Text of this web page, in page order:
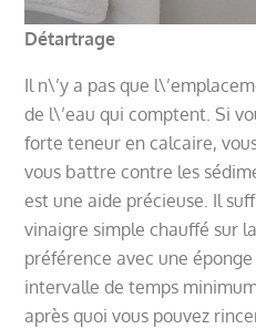
Détartrage
Il n\’y a pas que
de l\’eau qui comptent. Si
forte teneur en calcaire,
vous battre contre les
est une aide précieuse. Il
vinaigre simple chauffé sur
préférence avec une
intervalle de temps
après quoi vous pouvez